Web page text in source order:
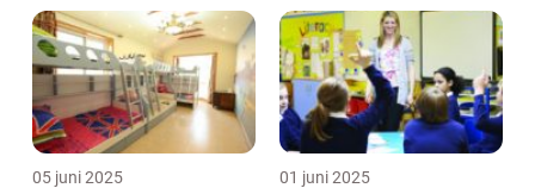
05 juni 2025 01 juni 2025